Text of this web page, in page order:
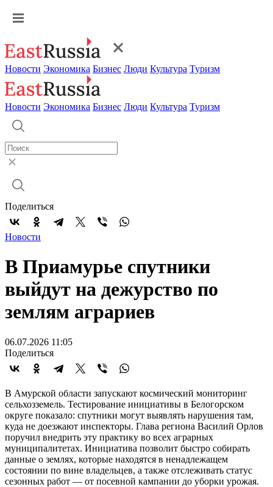
Новости Экономика Бизнес Люди Культура Туризм
Новости Экономика Бизнес Люди Культура Туризм
Поделиться
Новости
В Приамурье спутники
выйдут на дежурство по
землям аграриев
06.07.2026 11:05
Поделиться
В Амурской области запускают космический мониторинг
сельхозземель. Тестирование инициативы в Белогорском
округе показало: спутники могут выявлять нарушения там,
куда не доезжают инспекторы. Глава региона Василий Орлов
поручил внедрить эту практику во всех аграрных
муниципалитетах. Инициатива позволит быстро собирать
данные о землях, которые находятся в ненадлежащем
состоянии по вине владельцев, а также отслеживать статус
сезонных работ — от посевной кампании до уборки урожая.